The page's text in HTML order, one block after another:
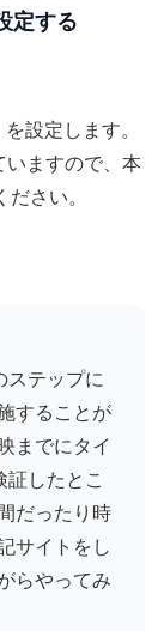
定する
設定します。
ますので、本
さい。
ステップに
することが
までにタイ
したとこ
だったり時
サイトをし
らやってみ